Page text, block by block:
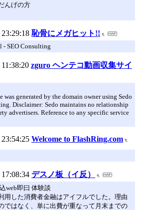
んげの方
恥骨にメガヒット!!
SEO Consulting
zguro ヘンテコ動画収集サイ
was generated by the domain owner using Sedo
Disclaimer: Sedo maintains no relationship
advertisers. Reference to any specific service
Welcome to FlashRing.com
デスノ板（イ反）
web即曰 体験談
用した消費者金融はアイフルでした。理由
ではなく、単に出費が重なって月末までの